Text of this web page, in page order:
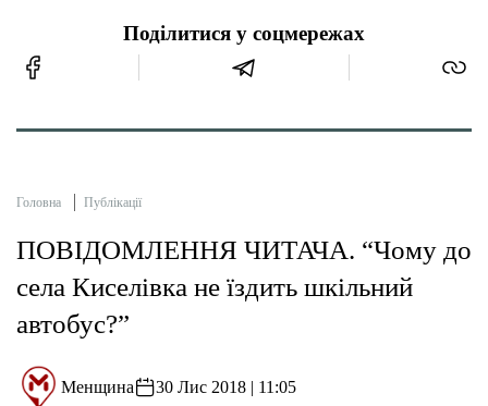
Поділитися у соцмережах
Головна Публікації
ПОВІДОМЛЕННЯ ЧИТАЧА. “Чому до
села Киселівка не їздить шкільний
автобус?”
Менщина 30 Лис 2018 | 11:05